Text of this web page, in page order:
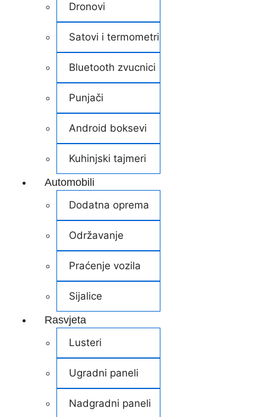
Dronovi
Satovi i termometri
Bluetooth zvucnici
Punjači
Android boksevi
Kuhinjski tajmeri
Automobili
Dodatna oprema
Održavanje
Praćenje vozila
Sijalice
Rasvjeta
Lusteri
Ugradni paneli
Nadgradni paneli